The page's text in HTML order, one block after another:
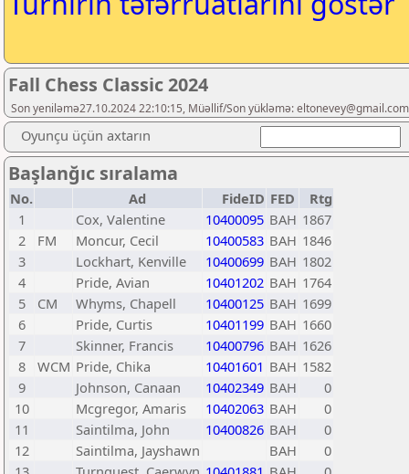
Fall Chess Classic 2024
Son yeniləmə27.10.2024 22:10:15, Müəllif/Son yükləmə: eltonevey@gmail.com
Oyunçu üçün axtarın
Başlanğıc sıralama
No. Ad FideID FED
Rtg
1
Cox, Valentine 10400095 BAH 1867
2
FM Moncur, Cecil 10400583 BAH 1846
3
Lockhart, Kenville 10400699 BAH 1802
4
Pride, Avian 10401202 BAH 1764
5
CM Whyms, Chapell 10400125 BAH 1699
6
Pride, Curtis 10401199 BAH 1660
7
Skinner, Francis 10400796 BAH 1626
8
WCM Pride, Chika 10401601 BAH 1582
9
Johnson, Canaan 10402349 BAH
0
10
Mcgregor, Amaris 10402063 BAH
0
11
Saintilma, John 10400826 BAH
0
12
Saintilma, Jayshawn BAH
0